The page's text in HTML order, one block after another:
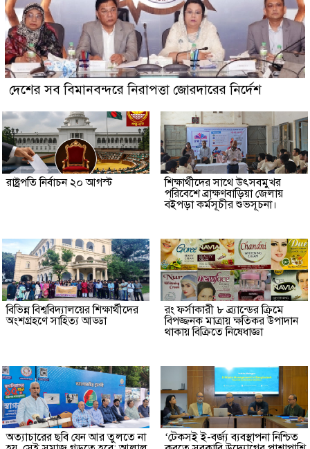
দেশের সব বিমানবন্দরে নিরাপত্তা জোরদারের নির্দেশ
রাষ্ট্রপতি নির্বাচন ২০ আগস্ট
শিক্ষার্থীদের সাথে উৎসবমুখর
পরিবেশে ব্রাক্ষণবাড়িয়া জেলায়
বইপড়া কর্মসূচীর শুভসূচনা।
বিভিন্ন বিশ্ববিদ্যালয়ের শিক্ষার্থীদের
অংশগ্রহণে সাহিত্য আড্ডা
রং ফর্সাকারী ৮ ব্র্যান্ডের ক্রিমে
বিপজ্জনক মাত্রায় ক্ষতিকর উপাদান
থাকায় বিক্রিতে নিষেধাজ্ঞা
অত্যাচারের ছবি যেন আর তুলতে না
‘টেকসই ই-বর্জ্য ব্যবস্থাপনা নিশ্চিত